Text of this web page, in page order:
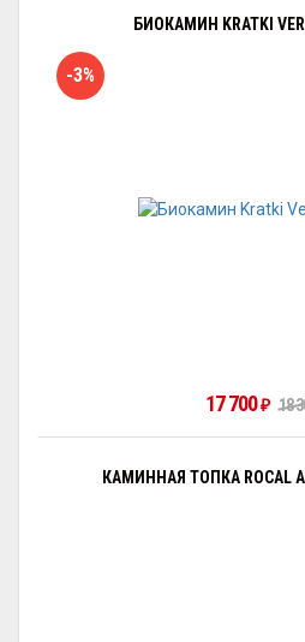
БИОКАМИН KRATKI
-3%
17 700₽ 18
КАМИННАЯ ТОПКА ROCAL